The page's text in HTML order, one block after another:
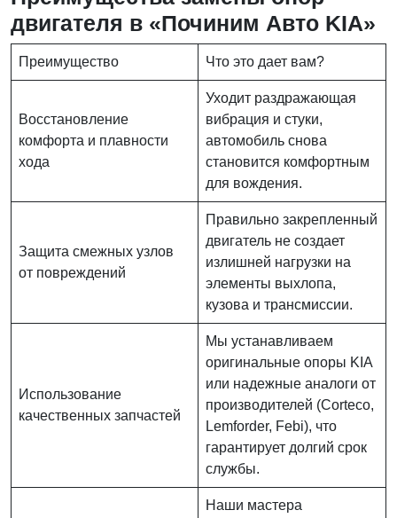
двигателя в «Починим Авто KIA»
Преимущество Что это дает вам?
Восстановление
комфорта и плавности
хода
Уходит раздражающая
вибрация и стуки,
автомобиль снова
становится комфортным
для вождения.
Защита смежных узлов
от повреждений
Правильно закрепленный
двигатель не создает
излишней нагрузки на
элементы выхлопа,
кузова и трансмиссии.
Использование
качественных запчастей
Мы устанавливаем
оригинальные опоры KIA
или надежные аналоги от
производителей (Corteco,
Lemforder, Febi), что
гарантирует долгий срок
службы.
Наши мастера